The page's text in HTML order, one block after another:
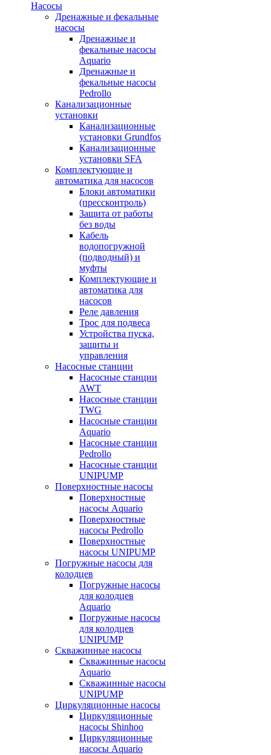
Насосы
Дренажные и фекальные
насосы
Дренажные и
фекальные насосы
Aquario
Дренажные и
фекальные насосы
Pedrollo
Канализационные
установки
Канализационные
установки Grundfos
Канализационные
установки SFA
Комплектующие и
автоматика для насосов
Блоки автоматики
(прессконтроль)
Защита от работы
без воды
Кабель
водопогружной
(подводный) и
муфты
Комплектующие и
автоматика для
насосов
Реле давления
Трос для подвеса
Устройства пуска,
защиты и
управления
Насосные станции
Насосные станции
AWT
Насосные станции
TWG
Насосные станции
Aquario
Насосные станции
Pedrollo
Насосные станции
UNIPUMP
Поверхностные насосы
Поверхностные
насосы Aquario
Поверхностные
насосы Pedrollo
Поверхностные
насосы UNIPUMP
Погружные насосы для
колодцев
Погружные насосы
для колодцев
Aquario
Погружные насосы
для колодцев
UNIPUMP
Скважинные насосы
Скважинные насосы
Aquario
Скважинные насосы
UNIPUMP
Циркуляционные насосы
Циркуляционные
насосы Shinhoo
Циркуляционные
насосы Aquario